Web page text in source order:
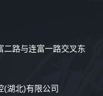
二路与连富一路交叉东
(湖北)有限公司